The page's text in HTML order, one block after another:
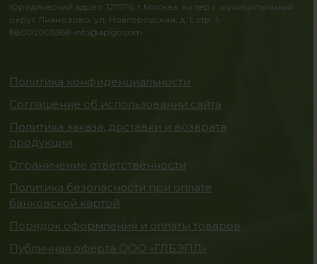
Юридический адрес: 127576, г.Москва, вн.тер.г. муниципальный
округ Лианозово, ул. Новгородская, д. 1, стр. 5
88002005388 info@aplgo.com
Политика конфиденциальности
Соглашение об использовании сайта
Политика заказа, доставки и возврата
продукции
Ограничение ответственности
Политика безопасности при оплате
банковской картой
Порядок оформления и оплаты товаров
Публичная оферта ООО «ГЛБЭПЛ»